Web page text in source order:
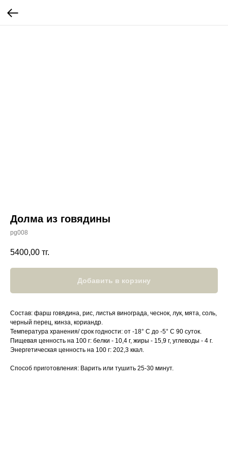
Долма из говядины
pg008
5400,00 тг.
Добавить в корзину
Состав: фарш говядина, рис, листья винограда, чеснок, лук, мята, соль,
черный перец, кинза, кориандр.
Температура хранения/ срок годности: от -18° С до -5° С 90 суток.
Пищевая ценность на 100 г: белки - 10,4 г, жиры - 15,9 г, углеводы - 4 г.
Энергетическая ценность на 100 г: 202,3 ккал.
Способ приготовления: Варить или тушить 25-30 минут.